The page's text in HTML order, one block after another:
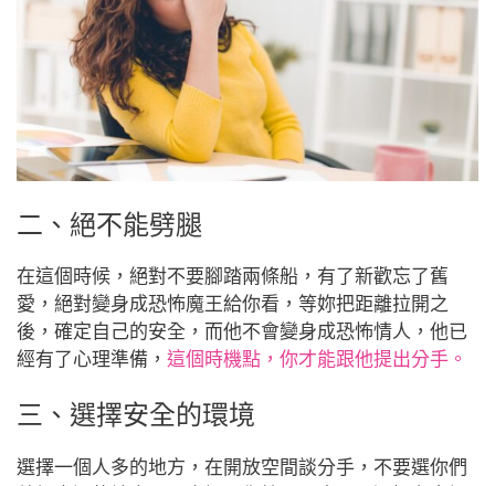
二、絕不能劈腿
在這個時候，絕對不要腳踏兩條船， 有了新歡忘了舊
愛，絕對變身成恐怖魔王給你看， 等妳把距離拉開之
後，確定自己的安全，而他不會變身成恐怖情人，他已
經有了心理準備， 這個時機點，你才能跟他提出分手。
三、選擇安全的環境
選擇一個人多的地方，在開放空間談分手， 不要選你們